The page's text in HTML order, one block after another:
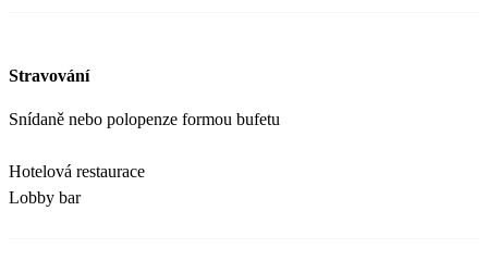
Stravování
Snídaně nebo polopenze formou bufetu
Hotelová restaurace
Lobby bar